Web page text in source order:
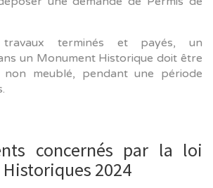
terminés et payés, un
un Monument Historique doit être
non meublé, pendant une période
concernés par la loi
2024